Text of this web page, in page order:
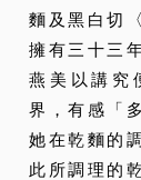
麵及黑白切
擁有三十三
燕美以講究
界，有感「
她在乾麵的
此所調理的